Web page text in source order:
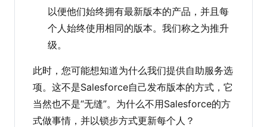
以便他们始终拥有最新版本的产品，并且每
个人始终使用相同的版本。我们称之为推升
级。
此时，您可能想知道为什么我们提供自助服务选
项。这不是Salesforce自己发布版本的方式，它
当然也不是“无缝”。为什么不用Salesforce的方
式做事情，并以锁步方式更新每个人？